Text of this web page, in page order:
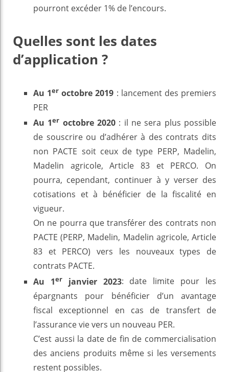
pourront excéder 1% de l’encours.
Quelles sont les dates
d’application ?
Au 1er octobre 2019 : lancement des premiers
PER
Au 1er octobre 2020 : il ne sera plus possible
de souscrire ou d’adhérer à des contrats dits
non PACTE soit ceux de type PERP, Madelin,
Madelin agricole, Article 83 et PERCO. On
pourra, cependant, continuer à y verser des
cotisations et à bénéficier de la fiscalité en
vigueur.
On ne pourra que transférer des contrats non
PACTE (PERP, Madelin, Madelin agricole, Article
83 et PERCO) vers les nouveaux types de
contrats PACTE.
Au 1erjanvier 2023: date limite pour les
épargnants pour bénéficier d’un avantage
fiscal exceptionnel en cas de transfert de
l’assurance vie vers un nouveau PER.
C’est aussi la date de fin de commercialisation
des anciens produits même si les versements
restent possibles.